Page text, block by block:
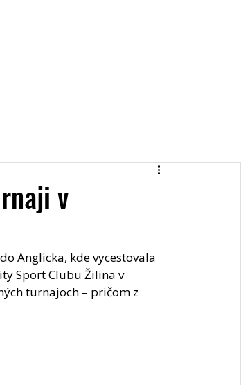
v
Anglicka, kde vycestovala
Sport Clubu Žilina v
turnajoch – pričom z